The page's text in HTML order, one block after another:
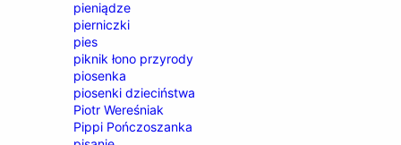
pieniądze
pierniczki
pies
piknik łono przyrody
piosenka
piosenki dzieciństwa
Piotr Wereśniak
Pippi Pończoszanka